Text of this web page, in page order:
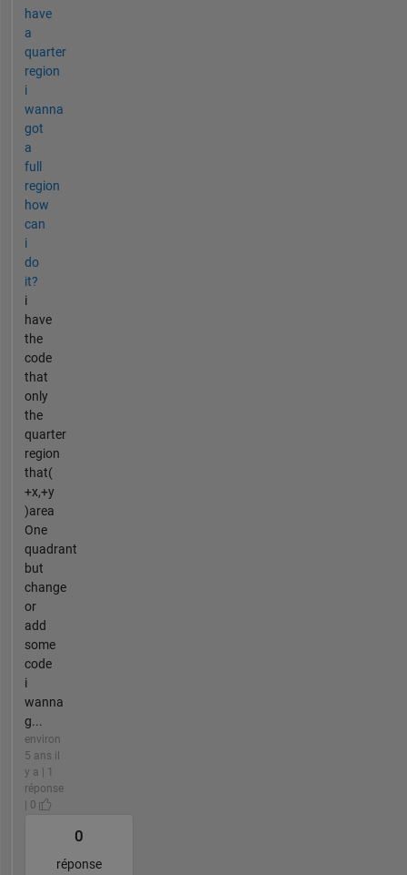
have
a
quarter
region
i
wanna
got
a
full
region
how
can
i
do
it?
i
have
the
code
that
only
the
quarter
region
that(
+x,+y
)area
One
quadrant
but
change
or
add
some
code
i
wanna
g...
environ
5 ans il
y a | 1
réponse
| 0
0
réponse